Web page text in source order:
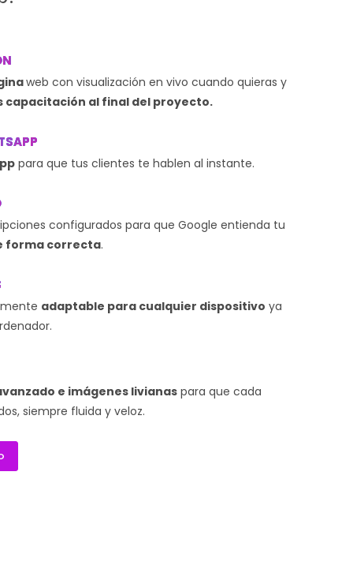
web con visualización en vivo cuando quieras y
capacitación al final del proyecto.
para que tus clientes te hablen al instante.
configurados para que Google entienda tu
forma correcta.
adaptable para cualquier dispositivo ya
e imágenes livianas para que cada
siempre fluida y veloz.